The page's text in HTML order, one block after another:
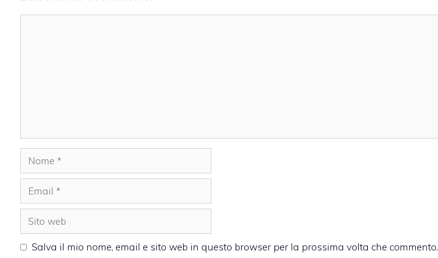
Nome
Email
Sito
web
Salva il mio nome, email e sito web in questo browser per la prossima volta che commento.